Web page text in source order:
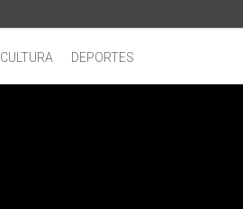
CULTURA DEPORTES